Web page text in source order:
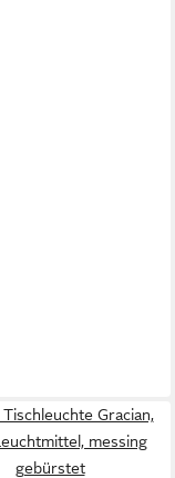
Gracian,
messing
gebürstet